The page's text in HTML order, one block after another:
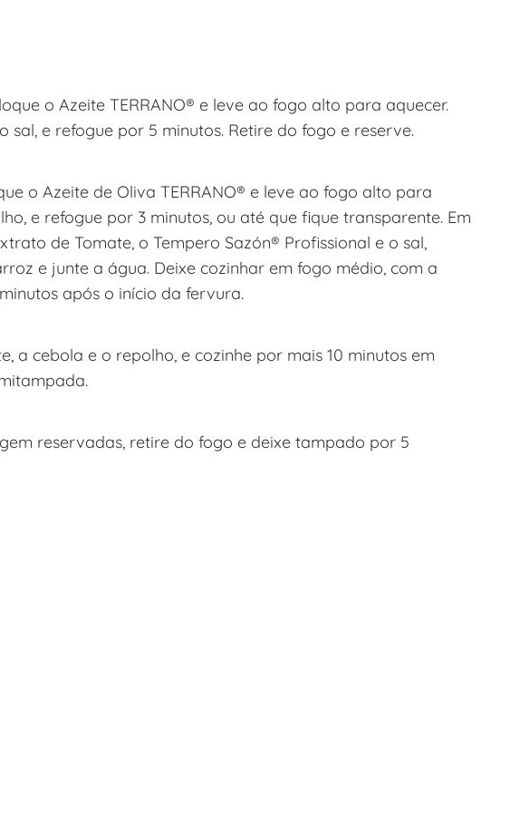
o Azeite TERRANO® e leve ao fogo alto para aquecer.
sal, e refogue por 5 minutos. Retire do fogo e reserve.
o Azeite de Oliva TERRANO® e leve ao fogo alto para
e refogue por 3 minutos, ou até que fique transparente. Em
de Tomate, o Tempero Sazón® Profissional e o sal,
e junte a água. Deixe cozinhar em fogo médio, com a
após o início da fervura.
a cebola e o repolho, e cozinhe por mais 10 minutos em
reservadas, retire do fogo e deixe tampado por 5